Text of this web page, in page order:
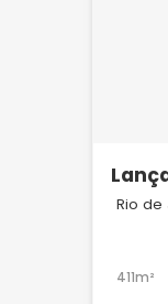
432
Rio de
411m²